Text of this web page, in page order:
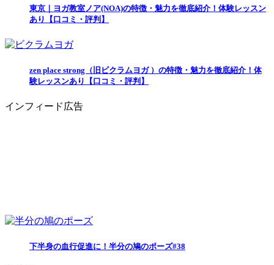
東京｜ヨガ教室ノア(NOA)の特徴・魅力を徹底紹介！体験レッスン
あり【口コミ・評判】
zen place strong（旧ビクラムヨガ ）の特徴・魅力を徹底紹介！体
験レッスンあり【口コミ・評判】
インフィード広告
下半身の血行促進に！半分の鳩のポーズ#38